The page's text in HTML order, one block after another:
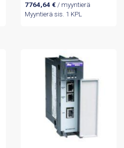
7764,64 €/ myyntierä
Myyntierä sis. 1 KPL